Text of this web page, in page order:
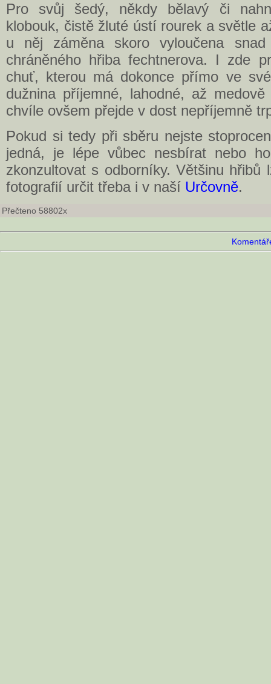
Pro svůj šedý, někdy bělavý či
klobouk, čistě žluté ústí rourek a světle
u něj záměna skoro vyloučena
chráněného hřiba fechtnerova. I zde
chuť, kterou má dokonce přímo ve
dužnina příjemné, lahodné, až
chvíle ovšem přejde v dost nepříjemně
Pokud si tedy při sběru nejste
jedná, je lépe vůbec nesbírat nebo
zkonzultovat s odborníky. Většinu hřibů
fotografií určit třeba i v naší Určovně.
Přečteno 58802x